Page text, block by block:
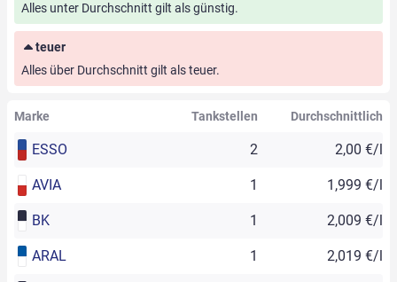
Alles unter Durchschnitt gilt als günstig.
teuer
Alles über Durchschnitt gilt als teuer.
Marke Tankstellen Durchschnittlich
ESSO 2 2,00 €/l
AVIA 1 1,999 €/l
BK 1 2,009 €/l
ARAL 1 2,019 €/l